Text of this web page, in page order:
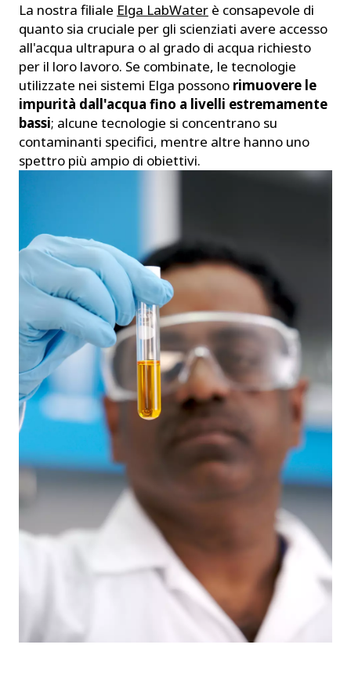
La nostra filiale Elga LabWater è consapevole di
quanto sia cruciale per gli scienziati avere accesso
all'acqua ultrapura o al grado di acqua richiesto
per il loro lavoro. Se combinate, le tecnologie
utilizzate nei sistemi Elga possono rimuovere le
impurità dall'acqua fino a livelli estremamente
bassi; alcune tecnologie si concentrano su
contaminanti specifici, mentre altre hanno uno
spettro più ampio di obiettivi.